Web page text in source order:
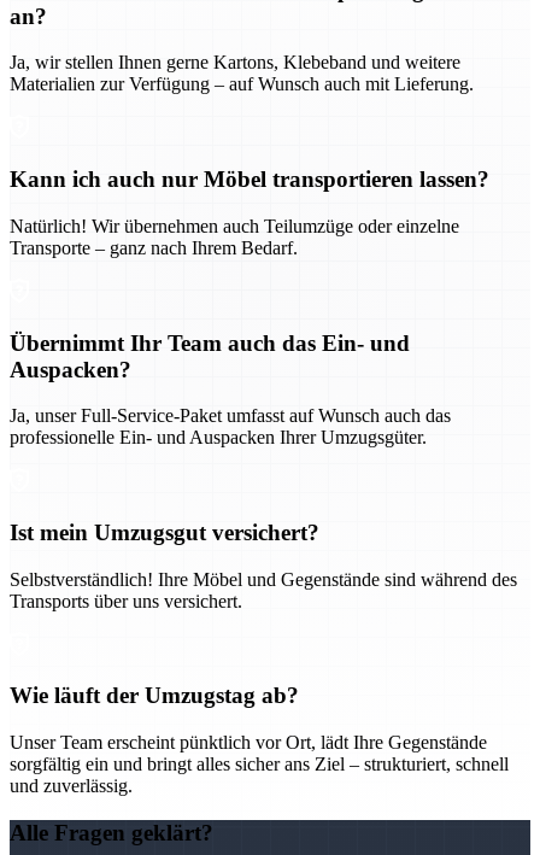
an?
Ja, wir stellen Ihnen gerne Kartons, Klebeband und weitere
Materialien zur Verfügung – auf Wunsch auch mit Lieferung.
Kann ich auch nur Möbel transportieren lassen?
Natürlich! Wir übernehmen auch Teilumzüge oder einzelne
Transporte – ganz nach Ihrem Bedarf.
Übernimmt Ihr Team auch das Ein- und
Auspacken?
Ja, unser Full-Service-Paket umfasst auf Wunsch auch das
professionelle Ein- und Auspacken Ihrer Umzugsgüter.
Ist mein Umzugsgut versichert?
Selbstverständlich! Ihre Möbel und Gegenstände sind während des
Transports über uns versichert.
Wie läuft der Umzugstag ab?
Unser Team erscheint pünktlich vor Ort, lädt Ihre Gegenstände
sorgfältig ein und bringt alles sicher ans Ziel – strukturiert, schnell
und zuverlässig.
Alle Fragen geklärt?